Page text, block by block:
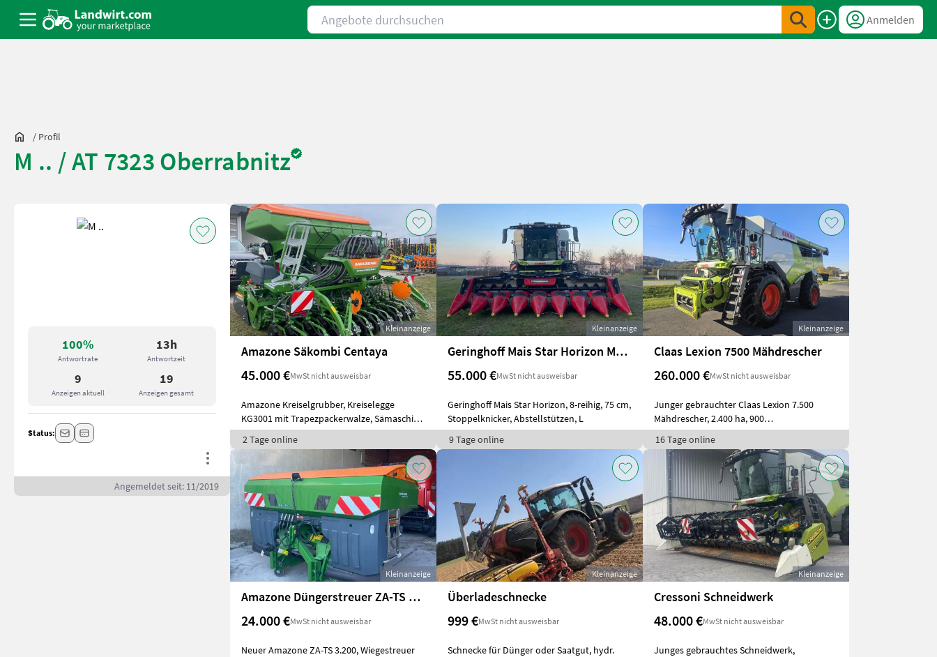
Angebote durchsuchen
Anmelden
/ Profil
M .. / AT 7323 Oberrabnitz
100%
Antwortrate
13h
Antwortzeit
9
Anzeigen aktuell
19
Anzeigen gesamt
Status:
Angemeldet seit: 11/2019
Kleinanzeige
Amazone Säkombi Centaya
45.000 €MwSt nicht ausweisbar
Amazone Kreiselgrubber, Kreiselegge
KG3001 mit Trapezpackerwalze, Sämaschine
Cen
2 Tage online
Kleinanzeige
Geringhoff Mais Star Horizon Maispflücker MS Horizon 800FB
55.000 €MwSt nicht ausweisbar
Geringhoff Mais Star Horizon, 8-reihig, 75 cm,
Stoppelknicker, Abstellstützen, L
9 Tage online
Kleinanzeige
Claas Lexion 7500 Mähdrescher
260.000 €MwSt nicht ausweisbar
Junger gebrauchter Claas Lexion 7.500
Mähdrescher, 2.400 ha, 900
Trommelstunden,
16 Tage online
Kleinanzeige
Amazone Düngerstreuer ZA-TS 3.200
24.000 €MwSt nicht ausweisbar
Neuer Amazone ZA-TS 3.200, Wiegestreuer
Kleinanzeige
Überladeschnecke
999 €MwSt nicht ausweisbar
Schnecke für Dünger oder Saatgut, hydr.
Kleinanzeige
Cressoni Schneidwerk
48.000 €MwSt nicht ausweisbar
Junges gebrauchtes Schneidwerk,